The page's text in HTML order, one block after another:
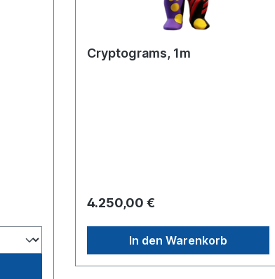
Cryptograms, 1m
4.250,00 €
In den Warenkorb